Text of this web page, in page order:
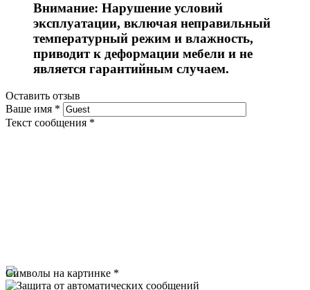
Внимание: Нарушение условий
эксплуатации, включая неправильный
температурный режим и влажность,
приводит к деформации мебели и не
является гарантийным случаем.
Оставить отзыв
Ваше имя *
Текст сообщения *
Символы на картинке *